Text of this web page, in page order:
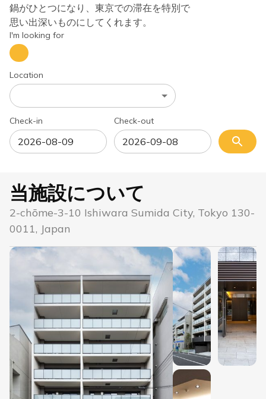
鍋がひとつになり、東京での滞在を特別で
思い出深いものにしてくれます。
I'm looking for
Location
Check-in Check-out
当施設について
2-chōme-3-10 Ishiwara Sumida City, Tokyo 130-
0011, Japan